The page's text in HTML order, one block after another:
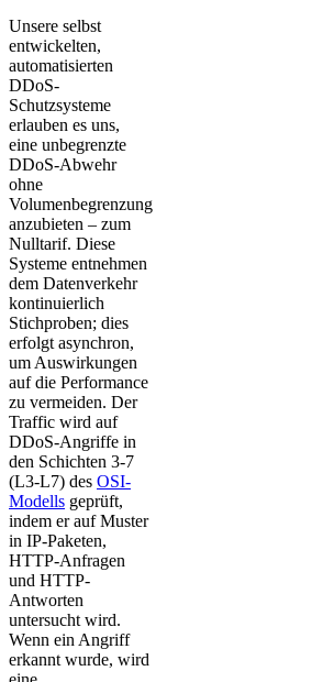
Unsere selbst
entwickelten,
automatisierten
DDoS-
Schutzsysteme
erlauben es uns,
eine unbegrenzte
DDoS-Abwehr
ohne
Volumenbegrenzung
anzubieten – zum
Nulltarif. Diese
Systeme entnehmen
dem Datenverkehr
kontinuierlich
Stichproben; dies
erfolgt asynchron,
um Auswirkungen
auf die Performance
zu vermeiden. Der
Traffic wird auf
DDoS-Angriffe in
den Schichten 3-7
(L3-L7) des OSI-
Modells geprüft,
indem er auf Muster
in IP-Paketen,
HTTP-Anfragen
und HTTP-
Antworten
untersucht wird.
Wenn ein Angriff
erkannt wurde, wird